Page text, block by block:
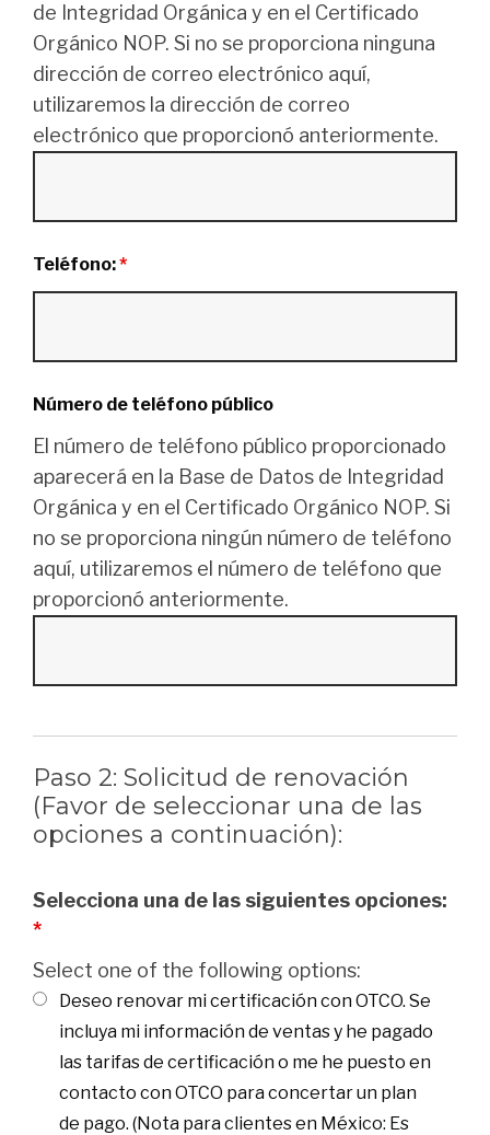
de Integridad Orgánica y en el Certificado
Orgánico NOP. Si no se proporciona ninguna
dirección de correo electrónico aquí,
utilizaremos la dirección de correo
electrónico que proporcionó anteriormente.
Teléfono:*
Número de teléfono público
El número de teléfono público proporcionado
aparecerá en la Base de Datos de Integridad
Orgánica y en el Certificado Orgánico NOP. Si
no se proporciona ningún número de teléfono
aquí, utilizaremos el número de teléfono que
proporcionó anteriormente.
Paso 2: Solicitud de renovación
(Favor de seleccionar una de las
opciones a continuación):
Selecciona una de las siguientes opciones:
*
Deseo renovar mi certificación con OTCO. Se
incluya mi información de ventas y he pagado
las tarifas de certificación o me he puesto en
contacto con OTCO para concertar un plan
de pago. (Nota para clientes en México: Es
Select one of the following options: